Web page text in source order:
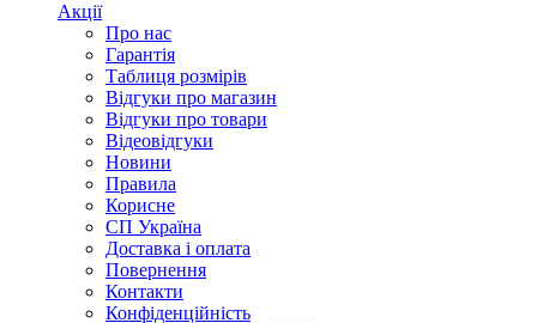
Акції
Про нас
Гарантія
Таблиця розмірів
Відгуки про магазин
Відгуки про товари
Відеовідгуки
Новини
Правила
Корисне
СП Україна
Доставка і оплата
Повернення
Контакти
Конфіденційність